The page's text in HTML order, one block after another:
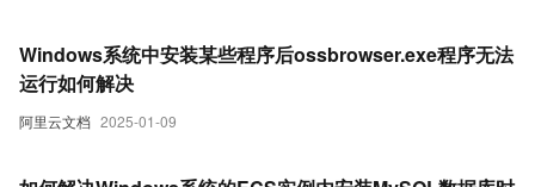
阿里云文档 2025-01-09
Windows系统中安装某些程序后ossbrowser.exe程序无法
运行如何解决